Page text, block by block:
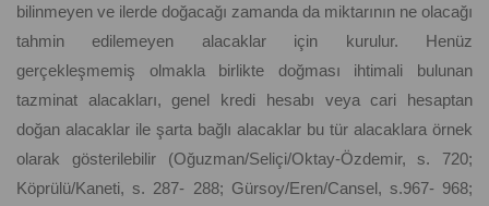
bilinmeyen ve ilerde doğacağı zamanda da miktarının ne olacağı
tahmin edilemeyen alacaklar için kurulur. Henüz
gerçekleşmemiş olmakla birlikte doğması ihtimali bulunan
tazminat alacakları, genel kredi hesabı veya cari hesaptan
doğan alacaklar ile şarta bağlı alacaklar bu tür alacaklara örnek
olarak gösterilebilir (Oğuzman/Seliçi/Oktay-Özdemir, s. 720;
Köprülü/Kaneti, s. 287- 288; Gürsoy/Eren/Cansel, s.967- 968;